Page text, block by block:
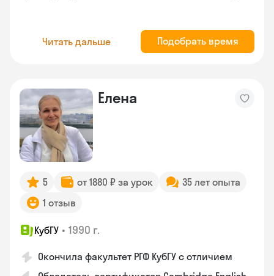
Читать дальше Подобрать время
Елена
5 от 1880 ₽ за урок
35 лет опыта
1 отзыв
КубГУ • 1990 г.
Окончила факультет РГФ КубГУ с отличием